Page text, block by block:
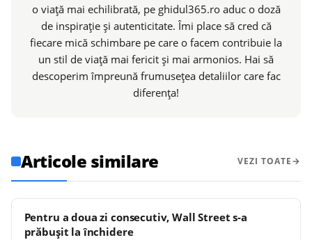
o viață mai echilibrată, pe ghidul365.ro aduc o doză
de inspirație și autenticitate. Îmi place să cred că
fiecare mică schimbare pe care o facem contribuie la
un stil de viață mai fericit și mai armonios. Hai să
descoperim împreună frumusețea detaliilor care fac
diferența!
Articole similare VEZI TOATE
Pentru a doua zi consecutiv, Wall Street s-a
prăbuşit la închidere